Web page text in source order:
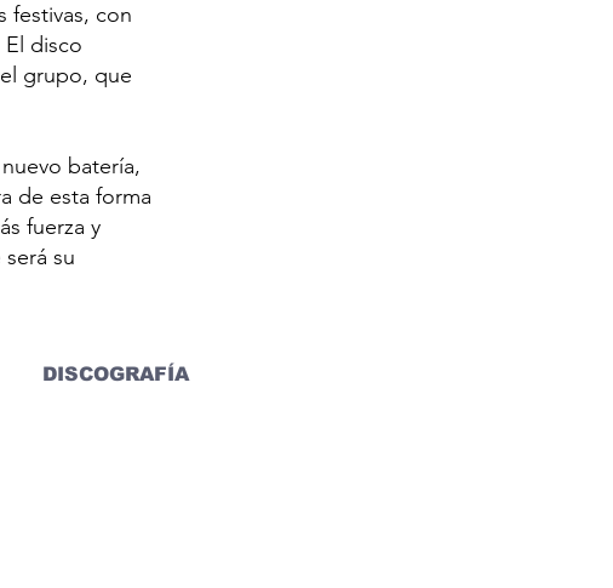
festivas, con
El disco
grupo, que
batería,
de esta forma
fuerza y
su
DISCOGRAFÍA